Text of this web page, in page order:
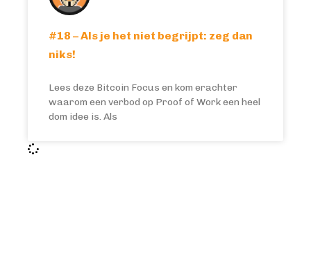
#18 – Als je het niet begrijpt: zeg dan
niks!
Lees deze Bitcoin Focus en kom erachter
waarom een verbod op Proof of Work een heel
dom idee is. Als